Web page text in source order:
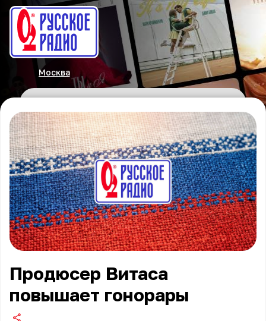
Москва
Продюсер Витаса
повышает гонорары